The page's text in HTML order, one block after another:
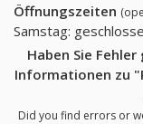
Öffnungszeiten
Samstag:
Haben Sie
Informationen zu
Did you find errors or